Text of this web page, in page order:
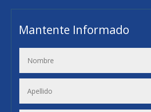
Mantente Informado